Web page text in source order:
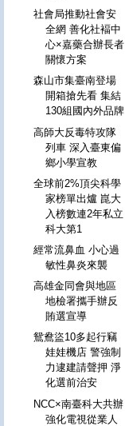
社會局推動社會安
全網 善化社褔中
心×嘉藥合辦長者
關懷方案
森山市集臺南登場
開箱搶先看 集結
130組國內外品牌
高師大反毒特攻隊
列車 深入臺東偏
鄉小學宣教
全球前2%頂尖科學
家榜單出爐 崑大
入榜數連2年私立
科大第1
經常流鼻血 小心過
敏性鼻炎來襲
高雄金同會與地區
地檢署攜手辦反
賄選宣導
鴛鴦盜10多起行竊
娃娃機店 警強制
力逮建請聲押 淨
化選前治安
NCC×南臺科大共辦
強化電視從業人